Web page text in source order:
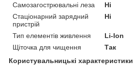
Самозагострювальні леза
Ні
Стаціонарний зарядний
пристрій
Ні
Тип елементів живлення
Li-Ion
Щіточка для чищення
Так
Користувальницькі характеристики